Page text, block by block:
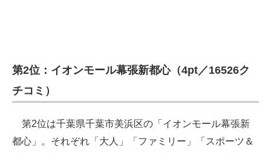
第2位：イオンモール幕張新都心（4pt／16526ク
チコミ）
第2位は千葉県千葉市美浜区の「イオンモール幕張新
都心」。それぞれ「大人」「ファミリー」「スポーツ＆